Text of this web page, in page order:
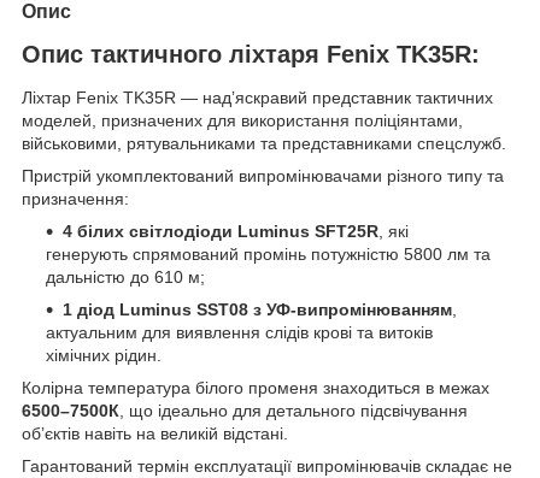
Опис
Опис тактичного ліхтаря Fenix TK35R:
Ліхтар Fenix TK35R — надʼяскравий представник тактичних
моделей, призначених для використання поліціянтами,
військовими, рятувальниками та представниками спецслужб.
Пристрій укомплектований випромінювачами різного типу та
призначення:
4 білих світлодіоди Luminus SFT25R , які
генерують спрямований промінь потужністю 5800 лм та
дальністю до 610 м;
1 діод Luminus SST08 з УФ-випромінюванням
актуальним для виявлення слідів крові та витоків
хімічних рідин.
Колірна температура білого променя знаходиться в межах
6500–7500К , що ідеально для детального підсвічування
обʼєктів навіть на великій відстані.
Гарантований термін експлуатації випромінювачів складає не